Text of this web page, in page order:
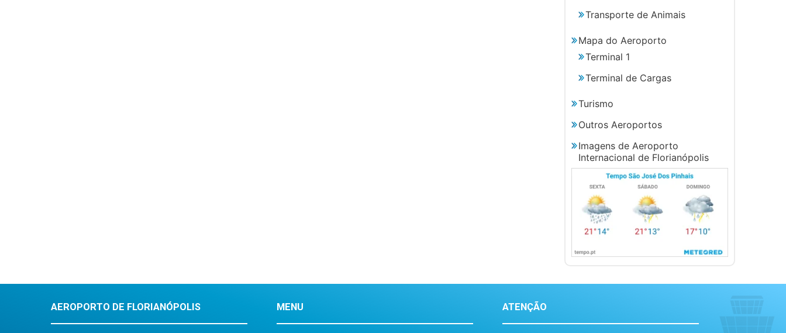
Transporte de Animais
Mapa do Aeroporto
Terminal 1
Terminal de Cargas
Turismo
Outros Aeroportos
Imagens de Aeroporto
Internacional de Florianópolis
AEROPORTO DE FLORIANÓPOLIS MENU ATENÇÃO